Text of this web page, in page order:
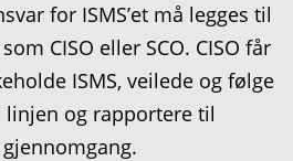
for ISMS’et må legges til
CISO eller SCO. CISO får
ISMS, veilede og følge
linjen og rapportere til